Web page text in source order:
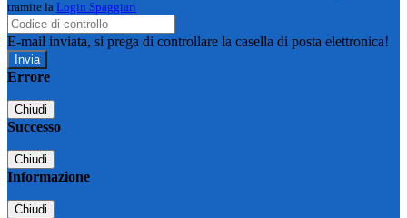
tramite la Login Spaggiari
E-mail inviata, si prega di controllare la casella di posta elettronica!
Errore
Chiudi
Successo
Chiudi
Informazione
Chiudi